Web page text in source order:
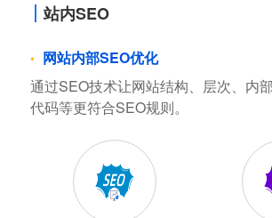
站内SEO
网站内部SEO优化
通过SEO技术让网站结构、层次、内
代码等更符合SEO规则。